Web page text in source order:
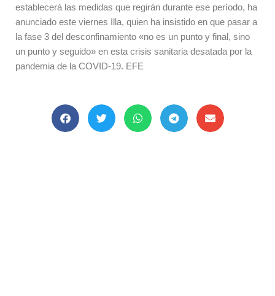
establecerá las medidas que regirán durante ese período, ha
anunciado este viernes Illa, quien ha insistido en que pasar a
la fase 3 del desconfinamiento «no es un punto y final, sino
un punto y seguido» en esta crisis sanitaria desatada por la
pandemia de la COVID-19. EFE